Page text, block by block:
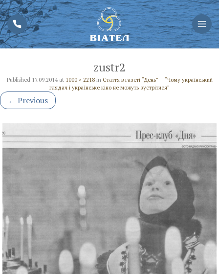
zustr2
Published 17.09.2014at 1000 × 2218in Стаття в газеті “День” – “Чому український
глядач і українське кіно не можуть зустрітися”
← Previous